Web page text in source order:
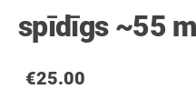
spīdīgs ~55
€25.00